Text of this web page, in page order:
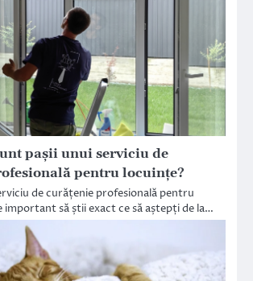
pașii unui serviciu de
pentru locuințe?
de curățenie profesională pentru
important să știi exact ce să aștepți de la…